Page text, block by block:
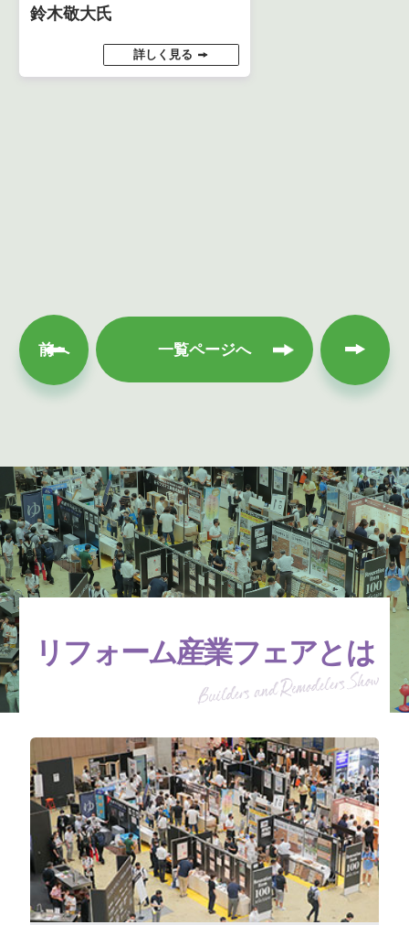
鈴木敬大氏
詳しく見る
前へ 一覧ページへ
次へ
リフォーム産業フェアとは